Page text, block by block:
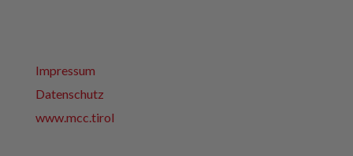
Impressum
Datenschutz
www.mcc.tirol